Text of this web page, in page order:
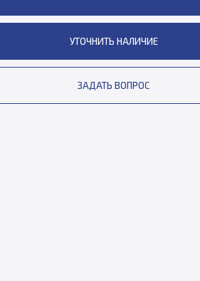
УТОЧНИТЬ НАЛИЧИЕ
ЗАДАТЬ ВОПРОС